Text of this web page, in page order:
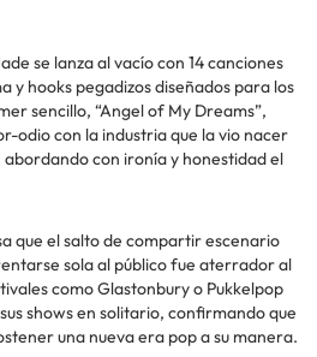
se lanza al vacío con 14 canciones
y hooks pegadizos diseñados para los
sencillo, “Angel of My Dreams”,
odio con la industria que la vio nacer
con ironía y honestidad el
que el salto de compartir escenario
sola al público fue aterrador al
como Glastonbury o Pukkelpop
shows en solitario, confirmando que
una nueva era pop a su manera.